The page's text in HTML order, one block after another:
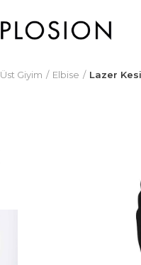
Üst Giyim Elbise Lazer